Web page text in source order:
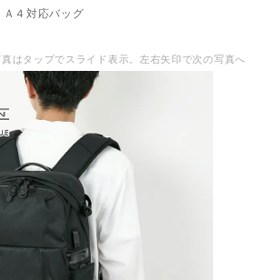
Ａ４対応バッグ
はタップでスライド表示。左右矢印で次の写真へ